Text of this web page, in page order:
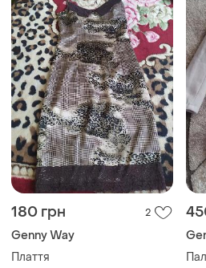
180 грн 2
Genny Way
Плаття